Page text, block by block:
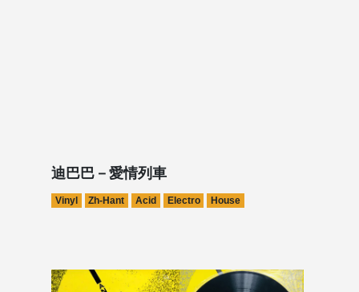
迪巴巴－愛情列車
Vinyl Zh-Hant Acid Electro House